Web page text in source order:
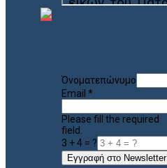
Όνοματεπώνυμο
Email *
Please fill the required
field.
3 + 4 = ?
Εγγραφή στο Newsletter